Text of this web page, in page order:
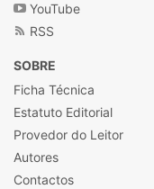
YouTube
RSS
SOBRE
Ficha Técnica
Estatuto Editorial
Provedor do Leitor
Autores
Contactos